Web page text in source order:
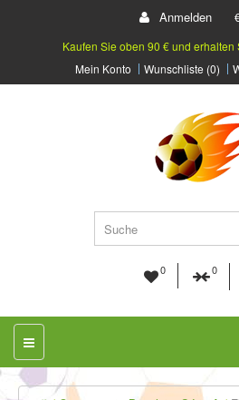
Anmelden
Kaufen Sie oben 90 € und erhalten
Mein Konto
Wunschliste (0)
0 0